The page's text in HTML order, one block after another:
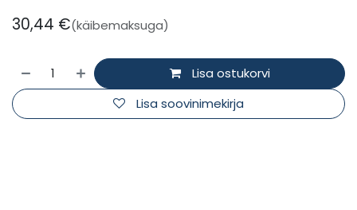
30,44 €(käibemaksuga)
Lisa ostukorvi
Lisa soovinimekirja